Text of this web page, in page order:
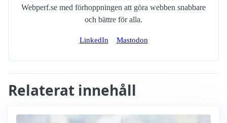
Webperf.se med förhoppningen att göra webben snabbare
och bättre för alla.
LinkedIn Mastodon
Relaterat innehåll